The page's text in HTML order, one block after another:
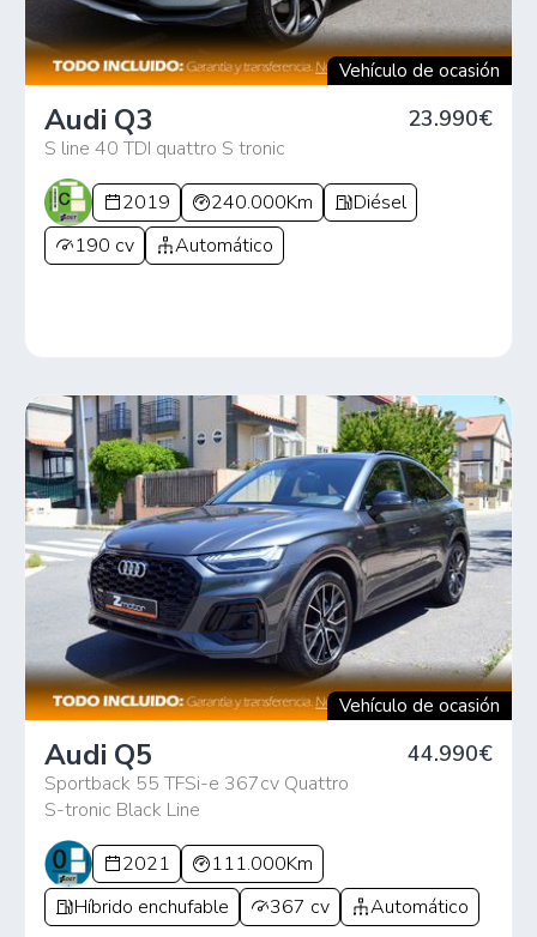
Vehículo de ocasión
Audi Q3
S line 40 TDI quattro S tronic
23.990€
2019 240.000Km
Diésel
190 cv
Automático
Vehículo de ocasión
Audi Q5
Sportback 55 TFSi-e 367cv Quattro
S-tronic Black Line
44.990€
2021
111.000Km
Híbrido enchufable
367 cv Automático